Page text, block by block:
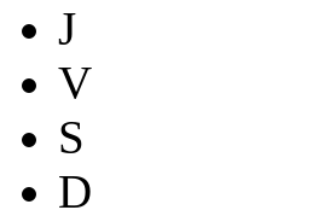
J
V
S
D